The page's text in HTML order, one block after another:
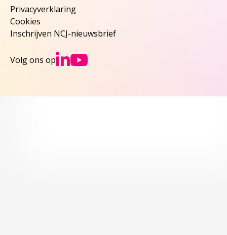
Privacyverklaring
Cookies
Inschrijven NCJ-nieuwsbrief
Volg ons op Ga naar NCJs